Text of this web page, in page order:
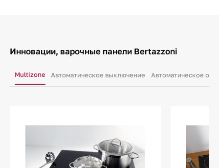
Инновации, варочные панели Bertazzoni
Multizone Автоматическое выключение Автоматическое